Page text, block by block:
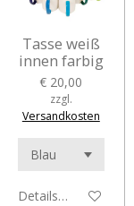
Tasse weiß
innen farbig
€ 20,00
zzgl.
Versandkosten
Details anzeigen